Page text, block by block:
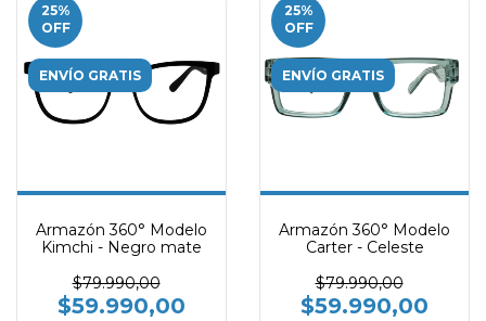
25%
OFF
ENVÍO GRATIS
Armazón 360° Modelo
Kimchi - Negro mate
$79.990,00
$59.990,00
25%
OFF
ENVÍO GRATIS
Armazón 360° Modelo
Carter - Celeste
$79.990,00
$59.990,00